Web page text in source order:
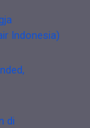
Indonesia)
di